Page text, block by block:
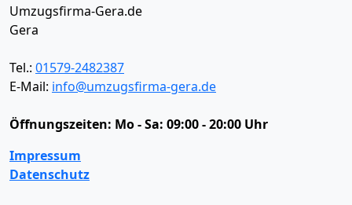
Umzugsfirma-Gera.de
Gera
Tel.: 01579-2482387
E-Mail: info@umzugsfirma-gera.de
Öffnungszeiten: Mo - Sa: 09:00 - 20:00 Uhr
Impressum
Datenschutz